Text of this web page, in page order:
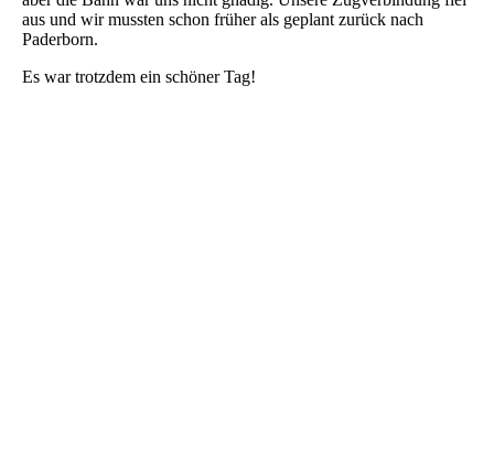
aus und wir mussten schon früher als geplant zurück nach
Paderborn.
Es war trotzdem ein schöner Tag!